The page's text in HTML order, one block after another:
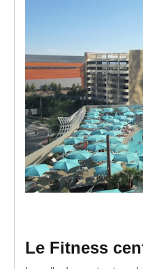
Le Fitness